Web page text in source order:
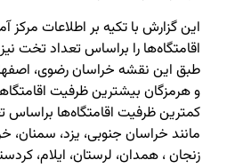
این گزارش با تکیه بر اطلاعات مرکز
اقامتگاه‌ها را براساس تعداد تخت
طبق این نقشه خراسان رضوی،
و هرمزگان بیشترین ظرفیت
کمترین ظرفیت اقامتگاه‌ها
مانند خراسان جنوبی، یزد، سمنان،
زنجان ، همدان، لرستان، ایلام،